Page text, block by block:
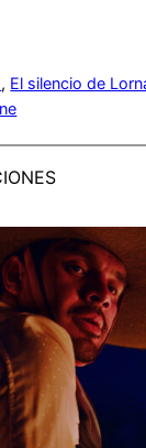
, El silencio de